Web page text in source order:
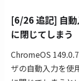
[6/26 追記] 自
に閉じてしまう
ChromeOS
ザの自動入力を使